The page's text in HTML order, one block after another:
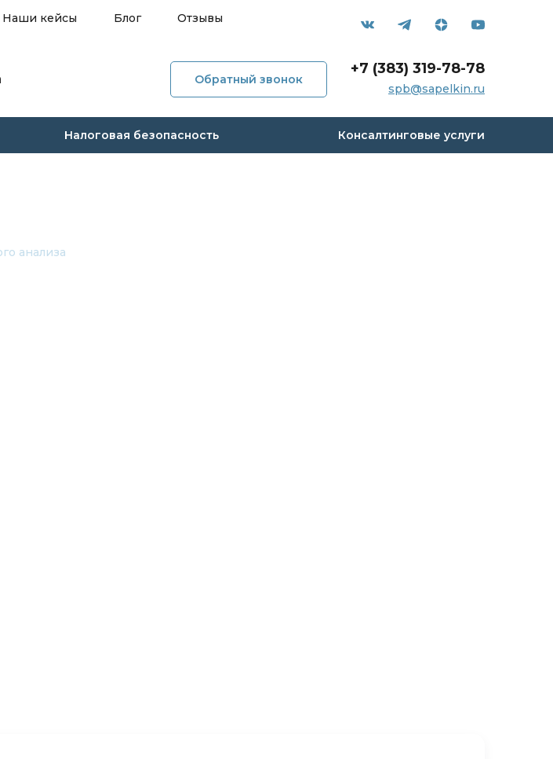
Наши кейсы Блог
Отзывы
Обратный звонок
+7 (383) 319-78-78
spb@sapelkin.ru
О компании
Налоговая безопасность Консалтинговые услуги
анализа